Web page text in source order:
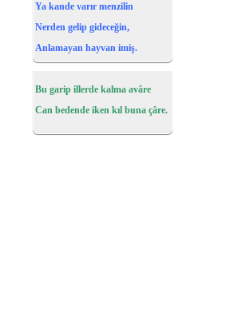
Ya kande varır menzilin
Nerden gelip gideceğin,
Anlamayan hayvan imiş.
Bu garip illerde kalma avâre
Can bedende iken kıl buna çâre.